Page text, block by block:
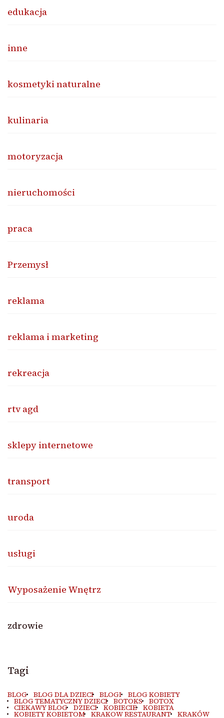
edukacja
inne
kosmetyki naturalne
kulinaria
motoryzacja
nieruchomości
praca
Przemysł
reklama
reklama i marketing
rekreacja
rtv agd
sklepy internetowe
transport
uroda
usługi
Wyposażenie Wnętrz
zdrowie
Tagi
BLOG BLOG DLA DZIECI BLOGI BLOG KOBIETY
BLOG TEMATYCZNY DZIECI BOTOKS BOTOX
CIEKAWY BLOG DZIECI KOBIECIE KOBIETA
KOBIETY KOBIETOM KRAKOW RESTAURANT KRAKÓW